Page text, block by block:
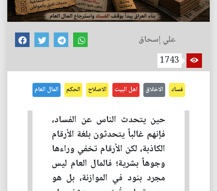
علي إسحاق
1743
فساد الاخلاق اهل البيت الاصلاح الحكم المال العام
حين يتحدث الناس عن الفساد،
فإنهم غالباً يتحدثون بلغة الأرقام
الكاذبة، لكن الأرقام تخفي وراءها
وجوهاً بشرية؛ فالمال العام ليس
مجرد بنود في الموازنة، بل هو